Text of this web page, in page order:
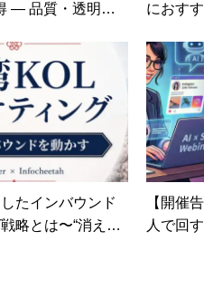
— 品質・透明
におす
たインバウンド
略とは〜“消えな
【開催
人で回